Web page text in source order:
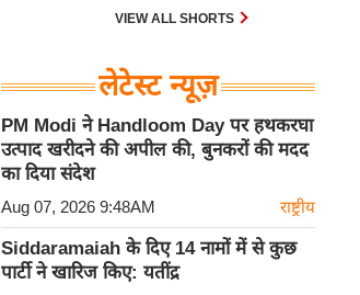
VIEW ALL SHORTS
लेटेस्ट न्यूज़
PM Modi ने Handloom Day पर हथकरघा
उत्पाद खरीदने की अपील की, बुनकरों की मदद
का दिया संदेश
Aug 07, 2026 9:48AM राष्ट्रीय
Siddaramaiah के दिए 14 नामों में से कुछ
पार्टी ने खारिज किए: यतींद्र